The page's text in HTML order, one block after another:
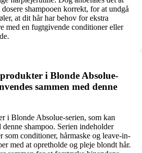
shampooen korrekt, for at undgå
at dit hår har behov for ekstra
med en fugtgivende conditioner eller
i Blonde Absolue-
sammen med denne
i Blonde Absolue-serien, som kan
denne shampoo. Serien indeholder
som conditioner, hårmaske og leave-in-
med at opretholde og pleje blondt hår.